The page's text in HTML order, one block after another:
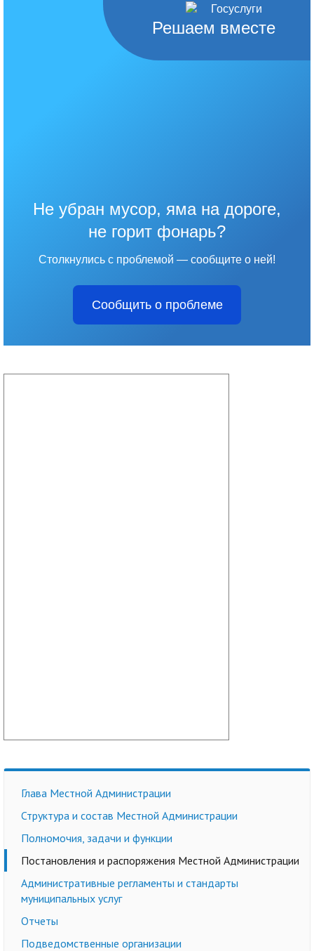
Решаем вместе
Не убран мусор, яма на дороге,
не горит фонарь?
Столкнулись с проблемой — сообщите о ней!
Сообщить о проблеме
Глава Местной Администрации
Структура и состав Местной Администрации
Полномочия, задачи и функции
Постановления и распоряжения Местной Администрации
Административные регламенты и стандарты
муниципальных услуг
Отчеты
Подведомственные организации